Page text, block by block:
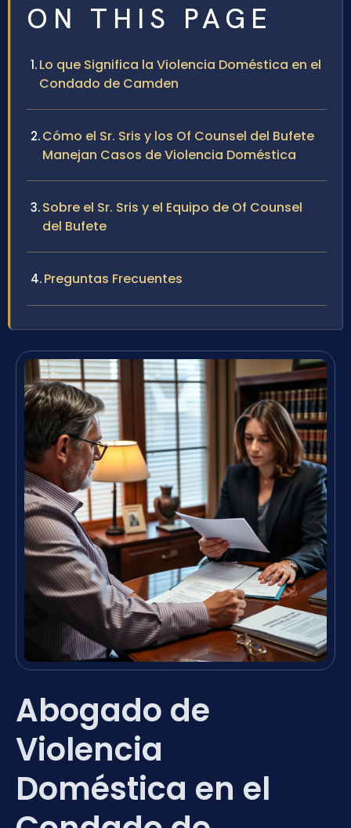
ON THIS PAGE
Lo que Significa la Violencia Doméstica en el
Condado de Camden
Cómo el Sr. Sris y los Of Counsel del Bufete
Manejan Casos de Violencia Doméstica
Sobre el Sr. Sris y el Equipo de Of Counsel
del Bufete
Preguntas Frecuentes
Abogado de
Violencia
Doméstica en el